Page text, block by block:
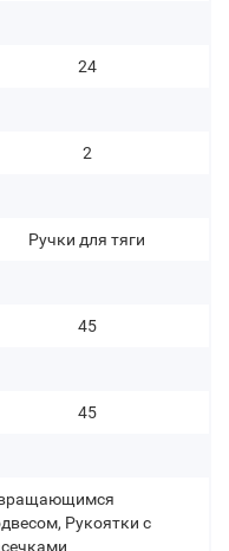
24
2
Ручки для тяги
45
45
Рукоятки с